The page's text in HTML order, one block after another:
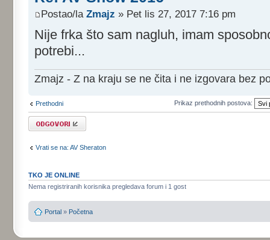
Postao/la Zmajz » Pet lis 27, 2017 7:16 pm
Nije frka što sam nagluh, imam
potrebi...
Zmajz - Z na kraju se ne čita i ne izgovara bez
Prethodni Prikaz prethodnih postova:
Odgovori
Vrati se na: AV Sheraton
TKO JE ONLINE
Nema registriranih korisnika pregledava forum i 1 gost
Portal » Početna